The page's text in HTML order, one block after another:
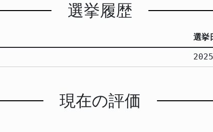
選挙履歴
選挙
現在の評価